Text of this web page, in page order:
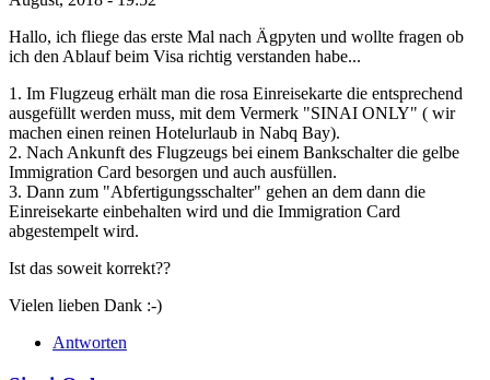
Hallo, ich fliege das erste Mal nach Ägpyten und wollte fragen ob
ich den Ablauf beim Visa richtig verstanden habe...
1. Im Flugzeug erhält man die rosa Einreisekarte die entsprechend
ausgefüllt werden muss, mit dem Vermerk "SINAI ONLY" ( wir
machen einen reinen Hotelurlaub in Nabq Bay).
2. Nach Ankunft des Flugzeugs bei einem Bankschalter die gelbe
Immigration Card besorgen und auch ausfüllen.
3. Dann zum "Abfertigungsschalter" gehen an dem dann die
Einreisekarte einbehalten wird und die Immigration Card
abgestempelt wird.
Ist das soweit korrekt??
Vielen lieben Dank :-)
Antworten